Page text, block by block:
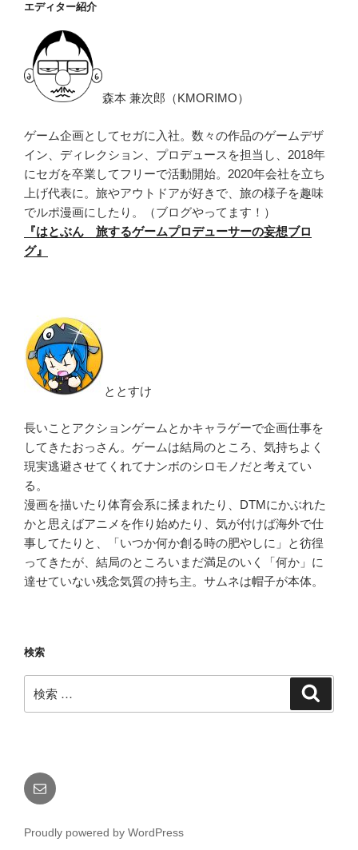
エディター紹介
森本 兼次郎（KMORIMO）
ゲーム企画としてセガに入社。数々の作品のゲームデザ
イン、ディレクション、プロデュースを担当し、2018年
にセガを卒業してフリーで活動開始。2020年会社を立ち
上げ代表に。旅やアウトドアが好きで、旅の様子を趣味
でルポ漫画にしたり。（ブログやってます！）
『はとぶん 旅するゲームプロデューサーの妄想ブロ
グ』
ととすけ
長いことアクションゲームとかキャラゲーで企画仕事を
してきたおっさん。ゲームは結局のところ、気持ちよく
現実逃避させてくれてナンボのシロモノだと考えてい
る。
漫画を描いたり体育会系に揉まれたり、DTMにかぶれた
かと思えばアニメを作り始めたり、気が付けば海外で仕
事してたりと、「いつか何か創る時の肥やしに」と彷徨
ってきたが、結局のところいまだ満足のいく「何か」に
達せていない残念気質の持ち主。サムネは帽子が本体。
検索
索:
メ
ー
Proudly powered by WordPress